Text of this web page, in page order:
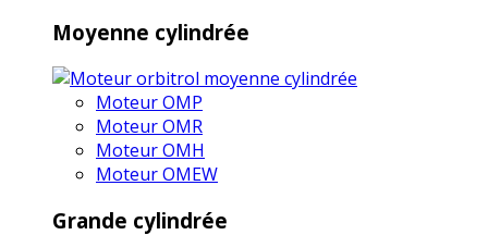
Moyenne cylindrée
Moteur OMP
Moteur OMR
Moteur OMH
Moteur OMEW
Grande cylindrée